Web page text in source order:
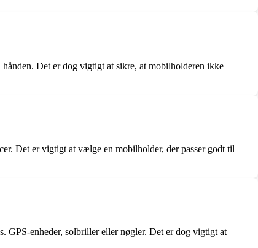
Det er dog vigtigt at sikre, at mobilholderen ikke
Det er vigtigt at vælge en mobilholder, der passer godt til
GPS-enheder, solbriller eller nøgler. Det er dog vigtigt at